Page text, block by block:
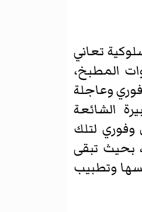
تعاني
المطبخ،
فوري وعاجلة
الشائعة
لتلك
بحيث تبقى
وتطبيب